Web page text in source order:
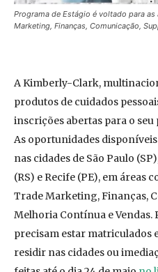
Programa de Estágio é voltado para
Marketing, Finanças, Comunicação,
A Kimberly-Clark,
produtos de cuidados
inscrições abertas para o
As oportunidades
nas cidades de São Paulo
(RS) e Recife (PE), em áreas
Trade Marketing, Finanças,
Melhoria Contínua e Vendas.
precisam estar matriculados
residir nas cidades ou